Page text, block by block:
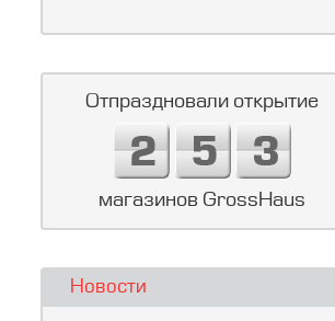
Отпраздновали открытие
магазинов GrossHaus
Новости